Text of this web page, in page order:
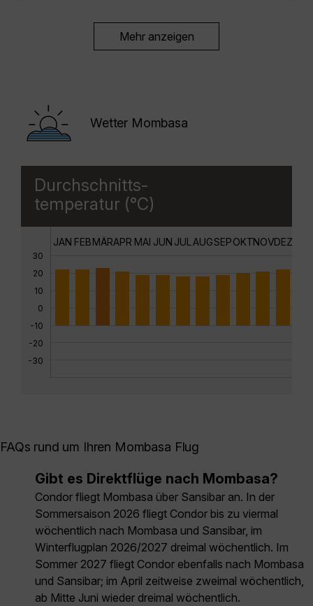
Mehr anzeigen
Wetter Mombasa
Durchschnitts-
temperatur (°C)
30
20
10
0
-10
-20
-30
JAN FEBMÄRAPR MAI JUN JUL AUGSEPOKTNOVDEZ
FAQs rund um Ihren Mombasa Flug
Gibt es Direktflüge nach Mombasa?
Condor fliegt Mombasa über Sansibar an. In der
Sommersaison 2026 fliegt Condor bis zu viermal
wöchentlich nach Mombasa und Sansibar, im
Winterflugplan 2026/2027 dreimal wöchentlich. Im
Sommer 2027 fliegt Condor ebenfalls nach Mombasa
und Sansibar; im April zeitweise zweimal wöchentlich,
ab Mitte Juni wieder dreimal wöchentlich.